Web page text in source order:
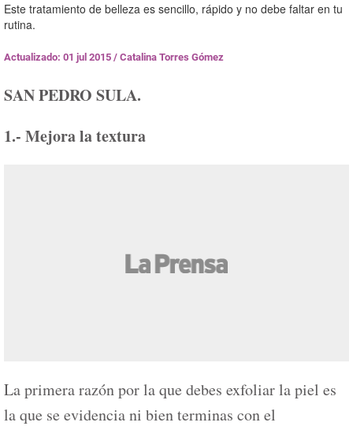
Este tratamiento de belleza es sencillo, rápido y no debe faltar en tu
rutina.
Actualizado: 01 jul 2015 / Catalina Torres Gómez
SAN PEDRO SULA.
1.- Mejora la textura
La primera razón por la que debes exfoliar la piel es
la que se evidencia ni bien terminas con el